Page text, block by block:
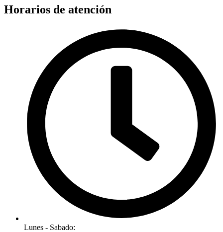
2025
Horarios de atención
Lunes - Sabado: